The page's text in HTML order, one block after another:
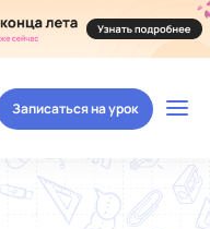
Записаться на урок